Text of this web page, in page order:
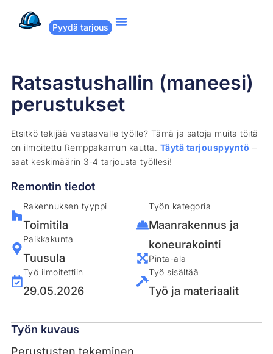
Pyydä tarjous
Ratsastushallin (maneesi)
perustukset
Etsitkö tekijää vastaavalle työlle? Tämä ja satoja muita töitä
on ilmoitettu Remppakamun kautta. Täytä tarjouspyyntö –
saat keskimäärin 3-4 tarjousta työllesi!
Remontin tiedot
Rakennuksen tyyppi
Toimitila
Paikkakunta
Tuusula
Työ ilmoitettiin
29.05.2026
Työn kategoria
Maanrakennus ja
koneurakointi
Pinta-ala
Työ sisältää
Työ ja materiaalit
Työn kuvaus
Perustusten tekeminen